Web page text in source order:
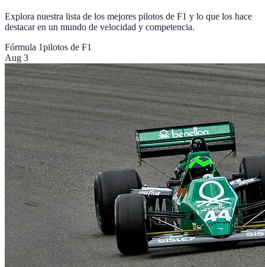
Explora nuestra lista de los mejores pilotos de F1 y lo que los hace
destacar en un mundo de velocidad y competencia.
Fórmula 1pilotos de F1
Aug 3